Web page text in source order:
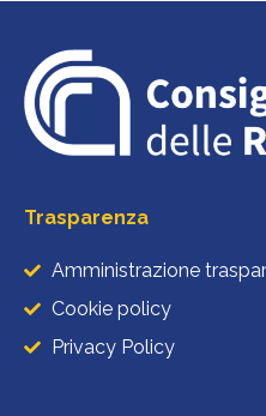
Trasparenza
Amministrazione
Cookie policy
Privacy Policy